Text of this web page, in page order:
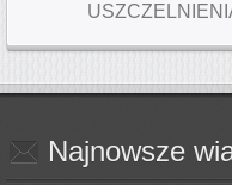
Najnowsze